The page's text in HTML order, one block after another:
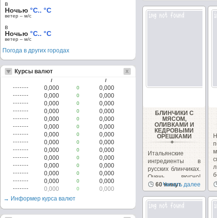
БЛИНЧИКИ С
МЯСОМ,
ОЛИВКАМИ И
КЕДРОВЫМИ
ОРЕШКАМИ
Итальянские
ингредиенты в
русских блинчиках.
Очень вкусно!
Необычно, на
сайте...
60 минут
Читать далее
в
Ночью °C.. °C
ветер – м/c
в
Ночью °C.. °C
ветер – м/c
Погода в других городах
Курсы валют
/ /
0,000 0
0,000
0,000
0
0,000
0,000
0
0,000
0,000
0
0,000
0,000
0
0,000
0,000
0
0,000
0,000
0
0,000
0,000
0
0,000
0,000
0
0,000
0,000
0
0,000
0,000
0
0,000
0,000
0
0,000
0,000
0
0,000
0,000
0
0,000
→ Информер курса валют